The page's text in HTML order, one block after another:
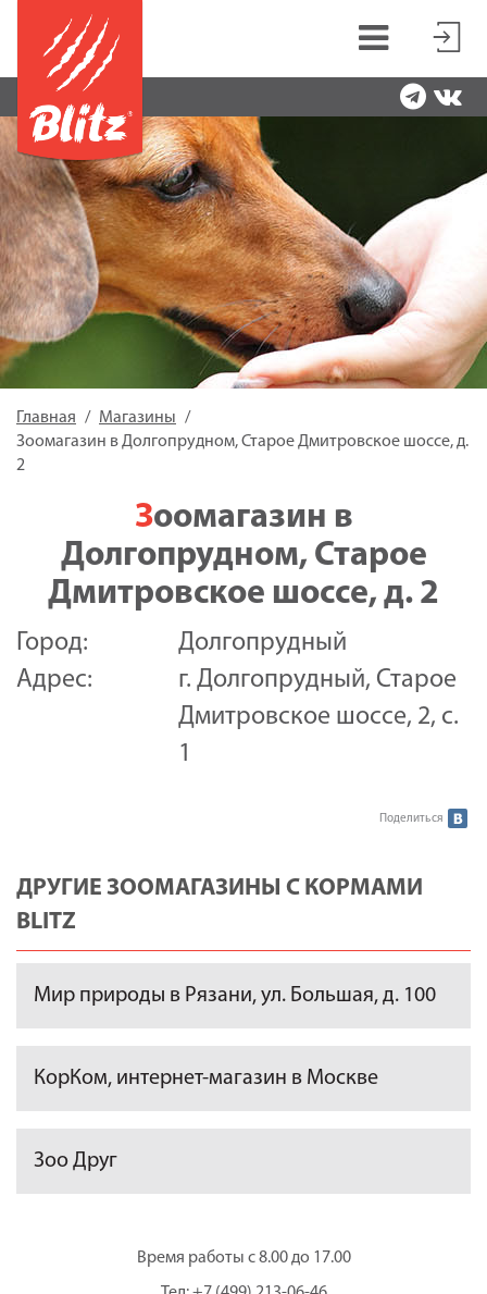
Главная
Магазины
Зоомагазин в Долгопрудном, Старое Дмитровское шоссе, д.
2
Зоомагазин в
Долгопрудном, Старое
Дмитровское шоссе, д. 2
Город:
Долгопрудный
Адрес:
г. Долгопрудный, Старое
Дмитровское шоссе, 2, с.
1
Поделиться
ДРУГИЕ ЗООМАГАЗИНЫ С КОРМАМИ
BLITZ
Мир природы в Рязани, ул. Большая, д. 100
КорКом, интернет-магазин в Москве
Зоо Друг
Время работы с 8.00 до 17.00